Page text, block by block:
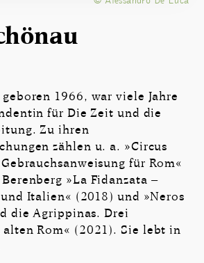
1966, war viele Jahre
für Die Zeit und die
Zu ihren
zählen u. a. »Circus
für Rom«
»La Fidanzata –
Italien« (2018) und »Neros
die Agrippinas. Drei
Rom« (2021). Sie lebt in